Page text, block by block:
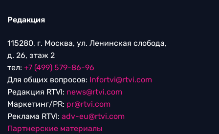
Редакция
115280, г. Москва, ул. Ленинская слобода,
д. 26, этаж 2
тел: +7 (499) 579-86-96
Для общих вопросов: Infortvi@rtvi.com
Редакция RTVI: news@rtvi.com
Маркетинг/PR: pr@rtvi.com
Реклама RTVI: adv-eu@rtvi.com
Партнерские материалы